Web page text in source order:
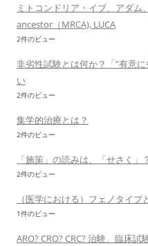
ミトコンドリア・イブ、アダ
ancestor（MRCA), LUCA
2件のビュー
非劣性試験とは何か？「”有意
い
2件のビュー
集学的治療とは？
2件のビュー
「施策」の読みは、「せさく」
2件のビュー
（医学における）フェノタイプ
1件のビュー
ARO? CRO? CRC? 治験、臨床